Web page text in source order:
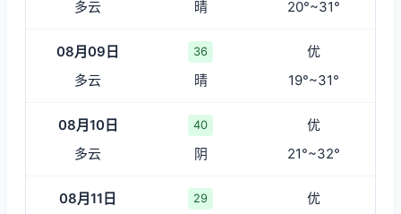
多云
晴 20°~31°
08月09日 36
优
多云
晴 19°~31°
08月10日 40
优
多云
阴 21°~32°
08月11日 29
优